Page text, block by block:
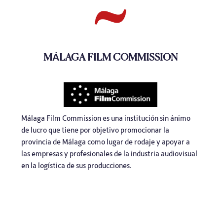
MÁLAGA FILM COMMISSION
Málaga Film Commission es una institución sin ánimo
de lucro que tiene por objetivo promocionar la
provincia de Málaga como lugar de rodaje y apoyar a
las empresas y profesionales de la industria audiovisual
en la logística de sus producciones.